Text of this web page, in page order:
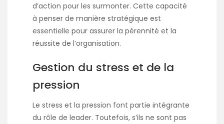
d’action pour les surmonter. Cette capacité
à penser de manière stratégique est
essentielle pour assurer la pérennité et la
réussite de l’organisation.
Gestion du stress et de la
pression
Le stress et la pression font partie intégrante
du rôle de leader. Toutefois, s’ils ne sont pas